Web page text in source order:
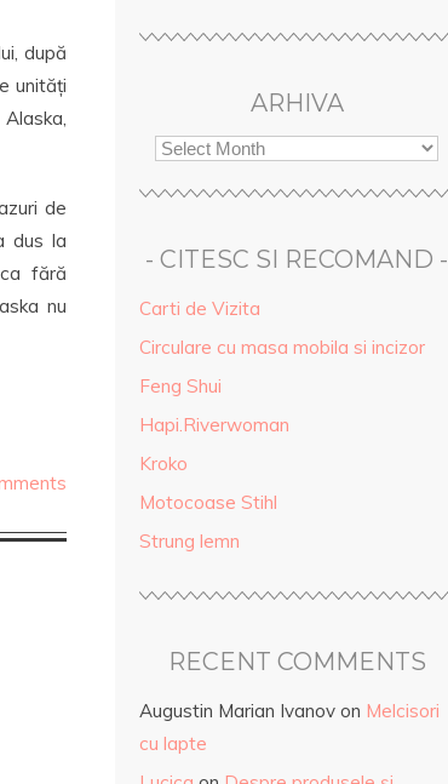
după
unități
de
dus la
fără
nu
ARHIVA
- CITESC SI RECOMAND -
Carti de Vizita
Circulare cu masa mobila si incizor
Feng Shui
Hapi.Riverwoman
Kroko
Motocoase Stihl
Strung lemn
RECENT COMMENTS
Augustin Marian Ivanov on Melcisori
cu lapte